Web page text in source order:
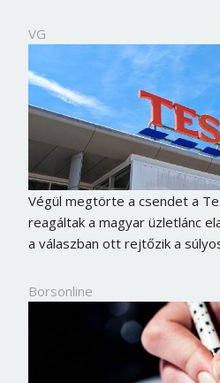
VG
Végül megtörte a csendet a
reagáltak a magyar üzletlánc
a válaszban ott rejtőzik a
Borsonline